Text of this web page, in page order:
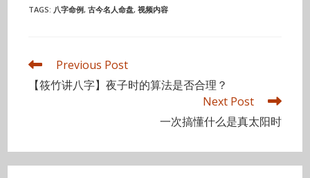
TAGS: 八字命例, 古今名人命盘, 视频内容
Read
more
articles
Previous Post
【筱竹讲八字】夜子时的算法是否合理？
Next Post
一次搞懂什么是真太阳时